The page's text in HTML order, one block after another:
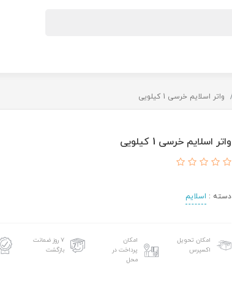
واتر اسلایم خرسی 1 کیلویی
واتر اسلایم خرسی 1 کیلویی
دسته : اسلایم
امکان تحویل
اکسپرس
امکان
پرداخت در
محل
۷ روز ضمانت
بازگشت